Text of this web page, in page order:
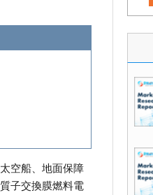
空船、地面保障
子交換膜燃料電